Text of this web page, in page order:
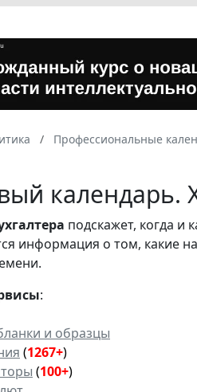
Профессиональные
подскажет, когда
информация о том, какие
:
и образцы
(1267+)
(100+)